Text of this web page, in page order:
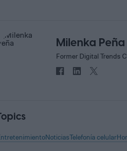
Milenka Peña
Former Digital Trends
NoticiasTelefonía celular